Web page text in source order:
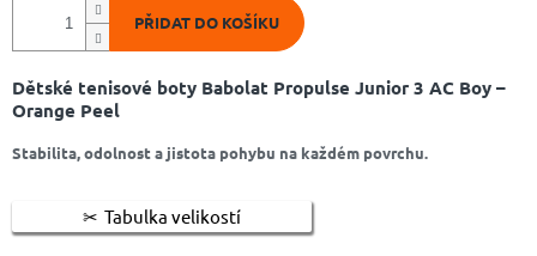
PŘIDAT DO KOŠÍKU
Dětské tenisové boty Babolat Propulse Junior 3 AC Boy –
Orange Peel
Stabilita, odolnost a jistota pohybu na každém povrchu.
Tabulka velikostí